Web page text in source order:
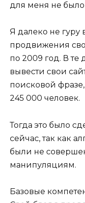
для меня не
Я далеко не гуру
продвижения
по 2009 год. В те
вывести свои
поисковой
245 000 человек.
Тогда это было
сейчас, так как
были не
манипуляциям.
Базовые